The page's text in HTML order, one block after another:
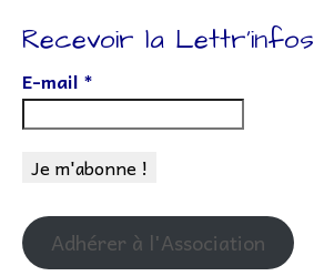
Recevoir la Lettr’infos
E-mail *
Adhérer à l'Association